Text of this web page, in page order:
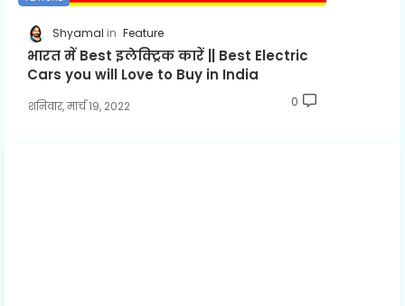
Shyamal Feature
भारत में Best इलेक्ट्रिक कारें || Best Electric
Cars you will Love to Buy in India
शनिवार, मार्च 19, 2022 0